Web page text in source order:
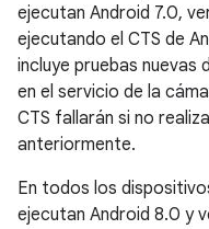
ejecutan Android 7.0,
ejecutando el CTS de
incluye pruebas nuevas
en el servicio de la
CTS fallarán si no
anteriormente.
En todos los
ejecutan Android 8.0 y